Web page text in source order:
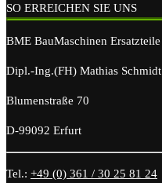
SO ERREICHEN SIE UNS
BME BauMaschinen Ersatzteile
Dipl.-Ing.(FH) Mathias Schmidt
Blumenstraße 70
D-99092 Erfurt
Tel.: +49 (0) 361 / 30 25 81 24